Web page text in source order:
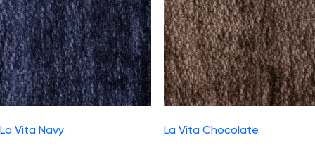
La Vita Navy La Vita Chocolate